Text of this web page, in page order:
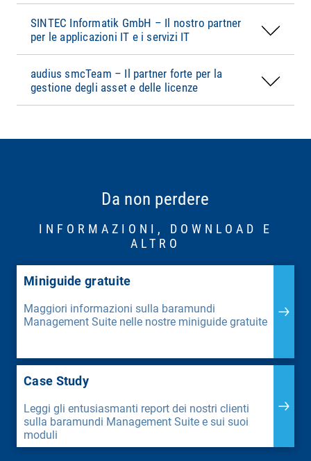
SINTEC Informatik GmbH – Il nostro partner
per le applicazioni IT e i servizi IT
audius smcTeam – Il partner forte per la
gestione degli asset e delle licenze
Da non perdere
INFORMAZIONI, DOWNLOAD E
ALTRO
Miniguide gratuite
Maggiori informazioni sulla baramundi
Management Suite nelle nostre miniguide gratuite
Case Study
Leggi gli entusiasmanti report dei nostri clienti
sulla baramundi Management Suite e sui suoi
moduli